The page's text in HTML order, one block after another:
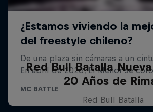
Red Bull Batalla
20 Años de
Red Bull Batalla